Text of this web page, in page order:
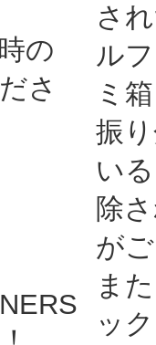
の
さ
さ
ル
ミ
振
い
除
が
ま
ッ